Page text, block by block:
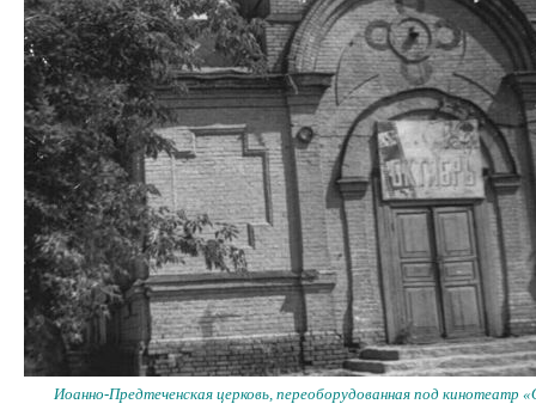
Иоанно-Предтеченская церковь, переоборудованная под кинотеатр